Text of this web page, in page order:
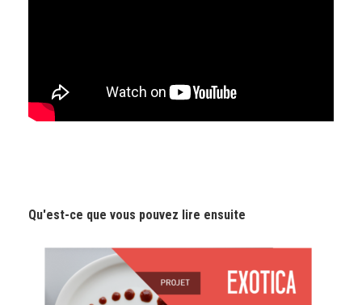
Qu'est-ce que vous pouvez lire ensuite